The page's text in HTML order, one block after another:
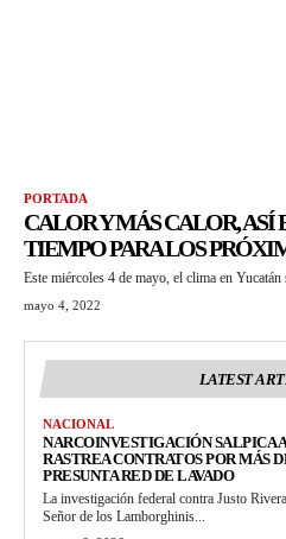
PORTADA
CALOR Y MÁS CALOR, ASÍ
TIEMPO PARA LOS
Este miércoles 4 de mayo, el clima en
mayo 4, 2022
LATEST
NACIONAL
NARCOINVESTIGACIÓN SALPICA
RASTREA CONTRATOS POR MÁS
PRESUNTA RED DE LAVADO
La investigación federal contra Justo
Señor de los Lamborghinis...